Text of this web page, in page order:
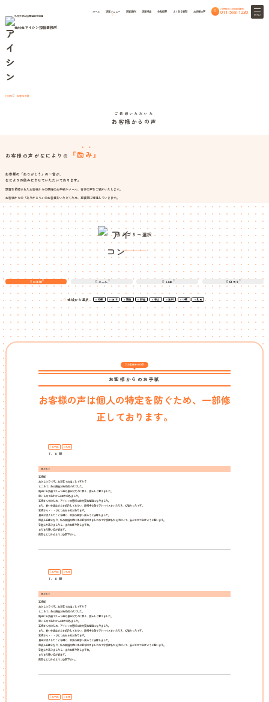
札幌弁護士協同組合特約店
株式会社 アイシン探偵事務所
ホーム 調査メニュー 調査事例 調査料金 会社概要 よくある質問 お客様の声
24時間365日相談無料
011-598-1230 MENU
お客様の声
HOME お客様の声
ご依頼いただいた
お客様からの声
お客様の声がなによりの 『励み 』
お客様の「ありがとう」の一言が、
なによりの励みにさせていただいております。
調査を依頼されたお客様からの感謝のお手紙やメール、喜びの声をご紹介いたします。
お客様からの「ありがとう」のお言葉をいただくため、探偵業に精進していきます。
カテゴリー選択
お手紙 メール LINE 口コミ
地域から選択 札幌 旭川 函館 釧路 帯広 滝川 小樽 北見
お客様からの声
お客様からの お手紙
お客様の声は個人の特定を防ぐため、一部修
正しております。
お手紙 札幌
Ｔ．Ｋ 様
コメント
高橋様
お久しぶりです。お元気でお過ごしですか？
ところで、あの拓也が先日成人式でした。
馬子にも衣装でスーツ姿の息子が大人に見え、誇らしく思えました。
早いものであれから6年が経ちました。
高橋さんをはじめ、アイシンの皆様には大変お世話になりました。
また、良い弁護士さんを紹介してもらい、裁判中も色々アドバイスをいただき、心強かったです。
高橋さん・・・ひとつお知らせがあります。
息子が成人したことを期に、東京の実家へ戻ろうと決断しました。
両親も高齢となり、私の離婚の時には心配を掛けましたので今度は私がそばにいて、安心させてあげようと思います。
引越しが済みましたら、またお便り致しますね。
まだまだ寒い日が続ます。
風邪などひかぬようご自愛下さい。
お手紙 札幌
Ｔ．Ｋ 様
コメント
高橋様
お久しぶりです。お元気でお過ごしですか？
ところで、あの拓也が先日成人式でした。
馬子にも衣装でスーツ姿の息子が大人に見え、誇らしく思えました。
早いものであれから6年が経ちました。
高橋さんをはじめ、アイシンの皆様には大変お世話になりました。
また、良い弁護士さんを紹介してもらい、裁判中も色々アドバイスをいただき、心強かったです。
高橋さん・・・ひとつお知らせがあります。
息子が成人したことを期に、東京の実家へ戻ろうと決断しました。
両親も高齢となり、私の離婚の時には心配を掛けましたので今度は私がそばにいて、安心させてあげようと思います。
引越しが済みましたら、またお便り致しますね。
まだまだ寒い日が続ます。
風邪などひかぬようご自愛下さい。
お手紙 小樽